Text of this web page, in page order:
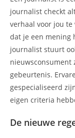
journalist checkt
verhaal voor jou
dat je een mening
journalist stuurt
nieuwsconsument
gebeurtenis.
gespecialiseerd
eigen criteria
De nieuwe